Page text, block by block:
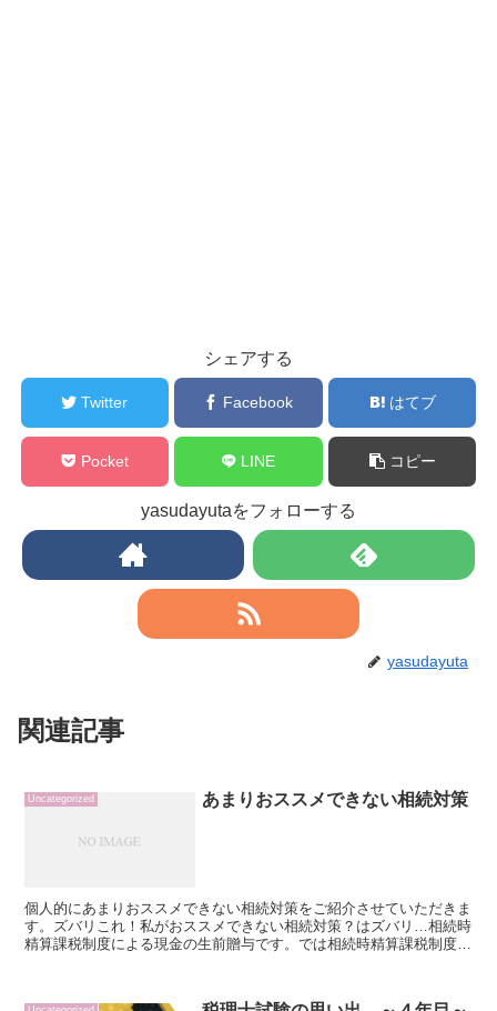
シェアする
Twitter Facebook はてブ
Pocket LINE コピー
yasudayutaをフォローする
yasudayuta
関連記事
Uncategorized あまりおススメできない相続対策
個人的にあまりおススメできない相続対策をご紹介させていただきま
す。ズバリこれ！私がおススメできない相続対策？はズバリ…相続時
精算課税制度による現金の生前贈与です。では相続時精算課税制度に